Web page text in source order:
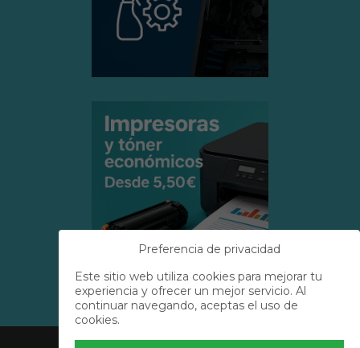
Acerca de Nosotros
Preferencia de privacidad
Este sitio web utiliza cookies para mejorar tu
experiencia y ofrecer un mejor servicio. Al
continuar navegando, aceptas el uso de
cookies.